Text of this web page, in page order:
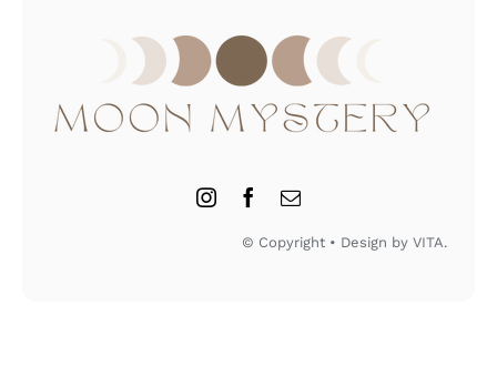
© Copyright • Design by VITA.